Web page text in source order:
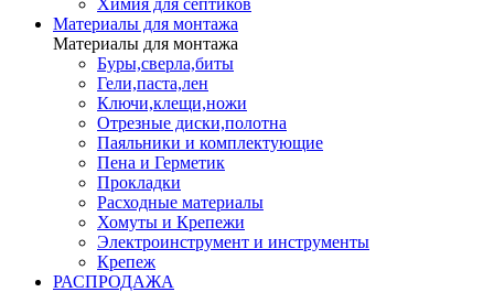
Химия для септиков
Материалы для монтажа
Материалы для монтажа
Буры,сверла,биты
Гели,паста,лен
Ключи,клещи,ножи
Отрезные диски,полотна
Паяльники и комплектующие
Пена и Герметик
Прокладки
Расходные материалы
Хомуты и Крепежи
Электроинструмент и инструменты
Крепеж
РАСПРОДАЖА